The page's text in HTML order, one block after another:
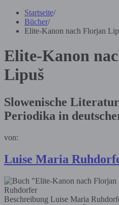
Startseite/
Bücher/
Elite-Kanon nach Florjan
Elite-Kanon
Lipuš
Slowenische
Periodika in
von:
Luise Maria
Beschreibung Luise Maria